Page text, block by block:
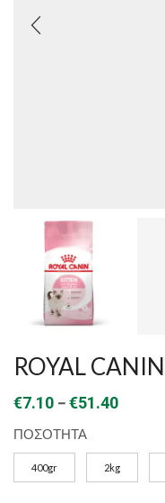
ROYAL
€7.10 –€51.40Price
€7.10
ΠΟΣΟΤΗΤΑ
400gr 2kg